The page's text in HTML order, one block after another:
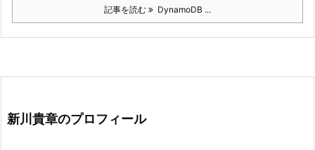
記事を読む DynamoDB ...
新川貴章のプロフィール